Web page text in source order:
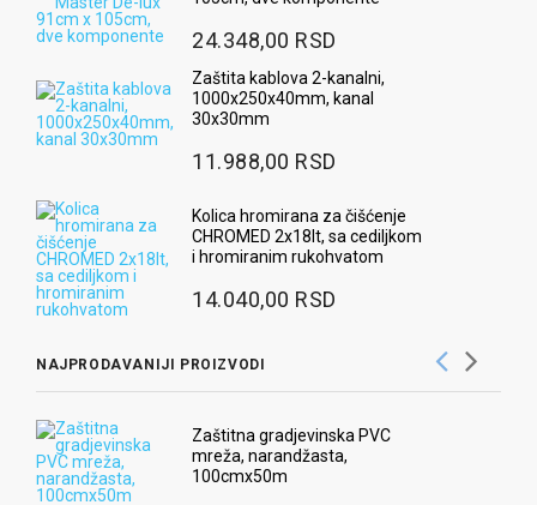
24.348,00 RSD
Zaštita kablova 2-kanalni,
1000x250x40mm, kanal
30x30mm
11.988,00 RSD
Kolica hromirana za čišćenje
CHROMED 2x18lt, sa cediljkom
i hromiranim rukohvatom
14.040,00 RSD
NAJPRODAVANIJI PROIZVODI
Zaštitna gradjevinska PVC
mreža, narandžasta,
100cmx50m